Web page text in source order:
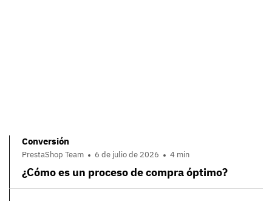
Conversión
PrestaShop Team 6 de julio de 2026 4 min
¿Cómo es un proceso de compra óptimo?